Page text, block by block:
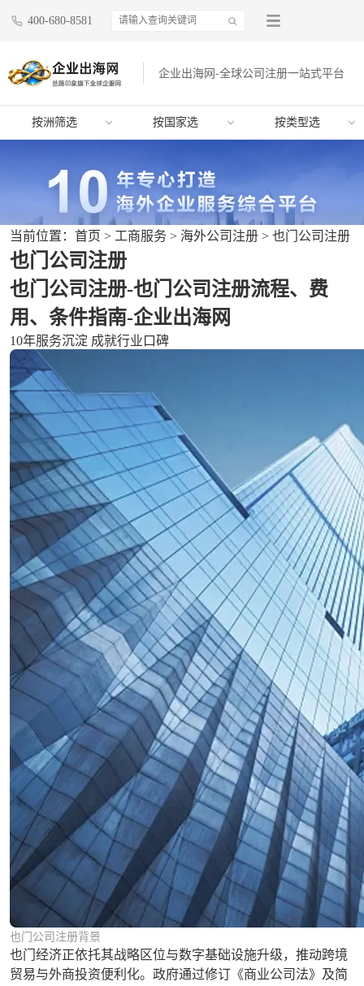
400-680-8581
企业出海网-全球公司注册一站式平台
按洲筛选 按国家选 按类型选
当前位置： 首页 > 工商服务 > 海外公司注册 > 也门公司注册
也门公司注册
也门公司注册-也门公司注册流程、费
用、条件指南-企业出海网
10年服务沉淀 成就行业口碑
也门公司注册背景
也门经济正依托其战略区位与数字基础设施升级，推动跨境
贸易与外商投资便利化。政府通过修订《商业公司法》及简